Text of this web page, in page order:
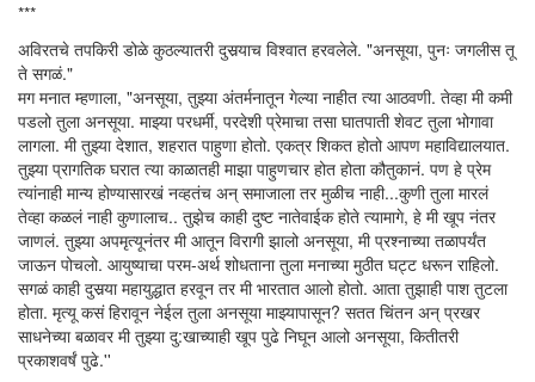
***
अविरतचे तपकिरी डोळे कुठल्यातरी दुसर्‍याच विश्वात हरवलेले. "अनसूया, पुनः जगलीस तू
ते सगळं."
मग मनात म्हणाला, "अनसूया, तुझ्या अंतर्मनातून गेल्या नाहीत त्या आठवणी. तेव्हा मी कमी
पडलो तुला अनसूया. माझ्या परधर्मी, परदेशी प्रेमाचा तसा घातपाती शेवट तुला भोगावा
लागला. मी तुझ्या देशात, शहरात पाहुणा होतो. एकत्र शिकत होतो आपण महाविद्यालयात.
तुझ्या प्रागतिक घरात त्या काळातही माझा पाहुणचार होत होता कौतुकानं. पण हे प्रेम
त्यांनाही मान्य होण्यासारखं नव्हतंच अन् समाजाला तर मुळीच नाही...कुणी तुला मारलं
तेव्हा कळलं नाही कुणालाच.. तुझेच काही दुष्ट नातेवाईक होते त्यामागे, हे मी खूप नंतर
जाणलं. तुझ्या अपमृत्यूनंतर मी आतून विरागी झालो अनसूया, मी प्रश्नाच्या तळापर्यंत
जाऊन पोचलो. आयुष्याचा परम-अर्थ शोधताना तुला मनाच्या मुठीत घट्ट धरून राहिलो.
सगळं काही दुसर्‍या महायुद्धात हरवून तर मी भारतात आलो होतो. आता तुझाही पाश तुटला
होता. मृत्यू कसं हिरावून नेईल तुला अनसूया माझ्यापासून? सतत चिंतन अन् प्रखर
साधनेच्या बळावर मी तुझ्या दु:खाच्याही खूप पुढे निघून आलो अनसूया, कितीतरी
प्रकाशवर्षं पुढे.''